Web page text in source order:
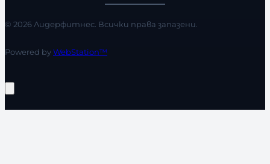
© 2026 Лидерфитнес. Всички права запазени.
Powered byWebStation™